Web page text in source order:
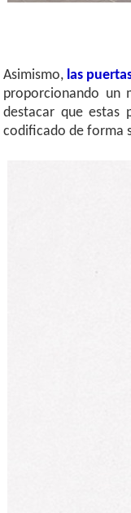
Asimismo, las
proporcionando un
destacar que estas
codificado de forma